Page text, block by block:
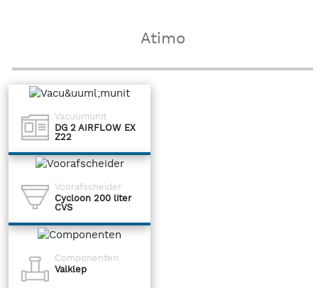
Atimo
Vacuümunit
DG 2 AIRFLOW EX
Z22
Voorafscheider
Cycloon 200 liter
CVS
Componenten
Valklep